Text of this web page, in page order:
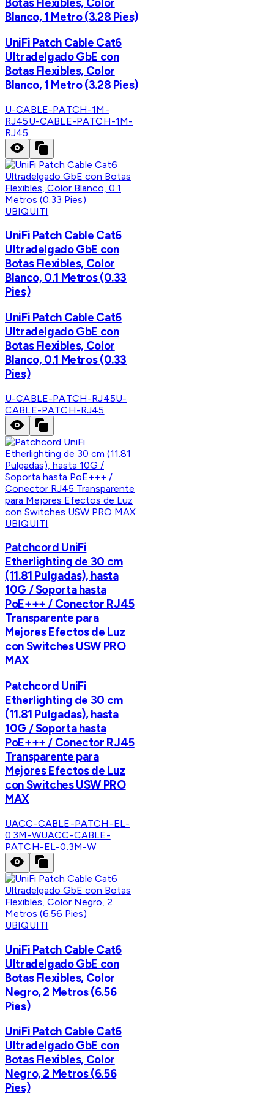
Botas Flexibles, Color
Blanco, 1 Metro (3.28 Pies)
UniFi Patch Cable Cat6
Ultradelgado GbE con
Botas Flexibles, Color
Blanco, 1 Metro (3.28 Pies)
U-CABLE-PATCH-1M-
RJ45U-CABLE-PATCH-1M-
RJ45
UBIQUITI
UniFi Patch Cable Cat6
Ultradelgado GbE con
Botas Flexibles, Color
Blanco, 0.1 Metros (0.33
Pies)
UniFi Patch Cable Cat6
Ultradelgado GbE con
Botas Flexibles, Color
Blanco, 0.1 Metros (0.33
Pies)
U-CABLE-PATCH-RJ45U-
CABLE-PATCH-RJ45
UBIQUITI
Patchcord UniFi
Etherlighting de 30 cm
(11.81 Pulgadas), hasta
10G / Soporta hasta
PoE+++ / Conector RJ45
Transparente para
Mejores Efectos de Luz
con Switches USW PRO
MAX
Patchcord UniFi
Etherlighting de 30 cm
(11.81 Pulgadas), hasta
10G / Soporta hasta
PoE+++ / Conector RJ45
Transparente para
Mejores Efectos de Luz
con Switches USW PRO
MAX
UACC-CABLE-PATCH-EL-
0.3M-WUACC-CABLE-
PATCH-EL-0.3M-W
UBIQUITI
UniFi Patch Cable Cat6
Ultradelgado GbE con
Botas Flexibles, Color
Negro, 2 Metros (6.56
Pies)
UniFi Patch Cable Cat6
Ultradelgado GbE con
Botas Flexibles, Color
Negro, 2 Metros (6.56
Pies)